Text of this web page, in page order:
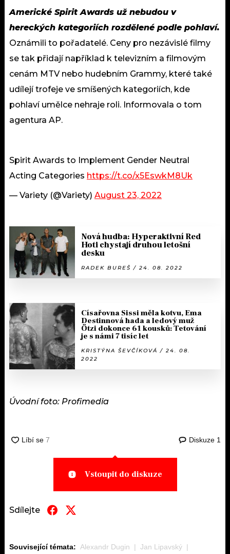
Americké Spirit Awards už nebudou v
hereckých kategoriích rozdělené podle pohlaví.
Oznámili to pořadatelé. Ceny pro nezávislé filmy
se tak přidají například k televizním a filmovým
cenám MTV nebo hudebním Grammy, které také
udílejí trofeje ve smíšených kategoriích, kde
pohlaví umělce nehraje roli. Informovala o tom
agentura AP.
Spirit Awards to Implement Gender Neutral
Acting Categories https://t.co/x5EswkM8Uk
— Variety (@Variety) August 23, 2022
Nová hudba: Hyperaktivní Red
Hoti chystají druhou letošní
desku
RADEK BUREŠ / 24. 08. 2022
Císařovna Sissi měla kotvu, Ema
Destinnová hada a ledový muž
Ötzi dokonce 61 kousků: Tetování
je s námi 7 tisíc let
KRISTÝNA ŠEVČÍKOVÁ / 24. 08.
2022
Úvodní foto: Profimedia
Diskuze 1
Vstoupit do diskuze
Sdílejte
Související témata: Alexandr Dugin Jan Lipavský